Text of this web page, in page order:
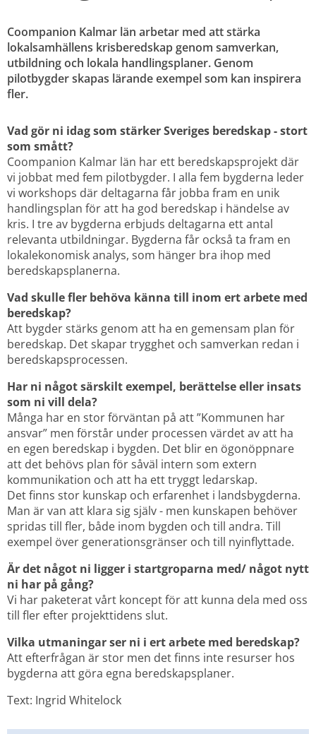
Coompanion Kalmar län arbetar med att stärka
lokalsamhällens krisberedskap genom samverkan,
utbildning och lokala handlingsplaner. Genom
pilotbygder skapas lärande exempel som kan inspirera
fler.
Vad gör ni idag som stärker Sveriges beredskap - stort
som smått?
Coompanion Kalmar län har ett beredskapsprojekt där
vi jobbat med fem pilotbygder. I alla fem bygderna leder
vi workshops där deltagarna får jobba fram en unik
handlingsplan för att ha god beredskap i händelse av
kris. I tre av bygderna erbjuds deltagarna ett antal
relevanta utbildningar. Bygderna får också ta fram en
lokalekonomisk analys, som hänger bra ihop med
beredskapsplanerna.
Vad skulle fler behöva känna till inom ert arbete med
beredskap?
Att bygder stärks genom att ha en gemensam plan för
beredskap. Det skapar trygghet och samverkan redan i
beredskapsprocessen.
Har ni något särskilt exempel, berättelse eller insats
som ni vill dela?
Många har en stor förväntan på att ”Kommunen har
ansvar” men förstår under processen värdet av att ha
en egen beredskap i bygden. Det blir en ögonöppnare
att det behövs plan för såväl intern som extern
kommunikation och att ha ett tryggt ledarskap.
Det finns stor kunskap och erfarenhet i landsbygderna.
Man är van att klara sig själv - men kunskapen behöver
spridas till fler, både inom bygden och till andra. Till
exempel över generationsgränser och till nyinflyttade.
Är det något ni ligger i startgroparna med/ något nytt
ni har på gång?
Vi har paketerat vårt koncept för att kunna dela med oss
till fler efter projekttidens slut.
Vilka utmaningar ser ni i ert arbete med beredskap?
Att efterfrågan är stor men det finns inte resurser hos
bygderna att göra egna beredskapsplaner.
Text: Ingrid Whitelock